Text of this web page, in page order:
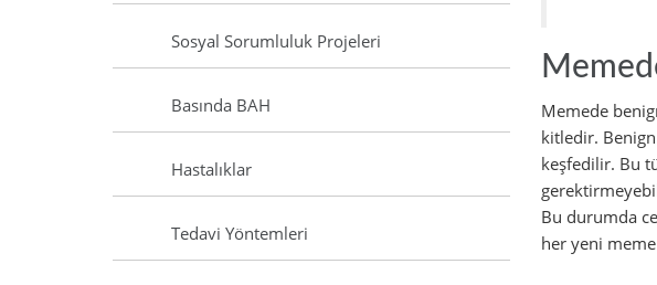
Memede
kitledir.
keşfedilir. Bu
Bu durumda
her yeni
Sosyal Sorumluluk Projeleri
Basında BAH
Hastalıklar
Tedavi Yöntemleri